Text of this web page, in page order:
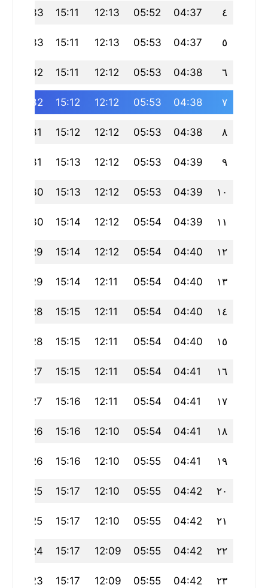
٤ 04:37
05:52
12:13
15:11
18:33
٥ 04:37
05:53
12:13
15:11
18:33
٦ 04:38
05:53
12:12
15:11
18:32
٧ 04:38
05:53
12:12
15:12
18:32
٨ 04:38
05:53
12:12
15:12
18:31
٩ 04:39
05:53
12:12
15:13
18:31
١٠ 04:39
05:53
12:12
15:13
18:30
١١ 04:39
05:54
12:12
15:14
18:30
١٢ 04:40
05:54
12:12
15:14
18:29
١٣ 04:40
05:54
12:11
15:14
18:29
١٤ 04:40
05:54
12:11
15:15
18:28
١٥ 04:40
05:54
12:11
15:15
18:28
١٦ 04:41
05:54
12:11
15:15
18:27
١٧ 04:41
05:54
12:11
15:16
18:27
١٨ 04:41
05:54
12:10
15:16
18:26
١٩ 04:41
05:55
12:10
15:16
18:26
٢٠ 04:42
05:55
12:10
15:17
18:25
٢١ 04:42
05:55
12:10
15:17
18:25
٢٢ 04:42
05:55
12:09
15:17
18:24
٢٣ 04:42
05:55
12:09
15:17
18:23